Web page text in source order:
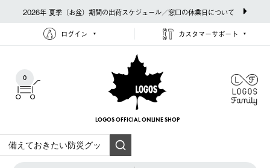
2026年 夏季（お盆）期間の出荷スケジュール／窓口の休業日について
ログイン カスタマーサポート
0
LOGOS OFFICIAL ONLINE SHOP